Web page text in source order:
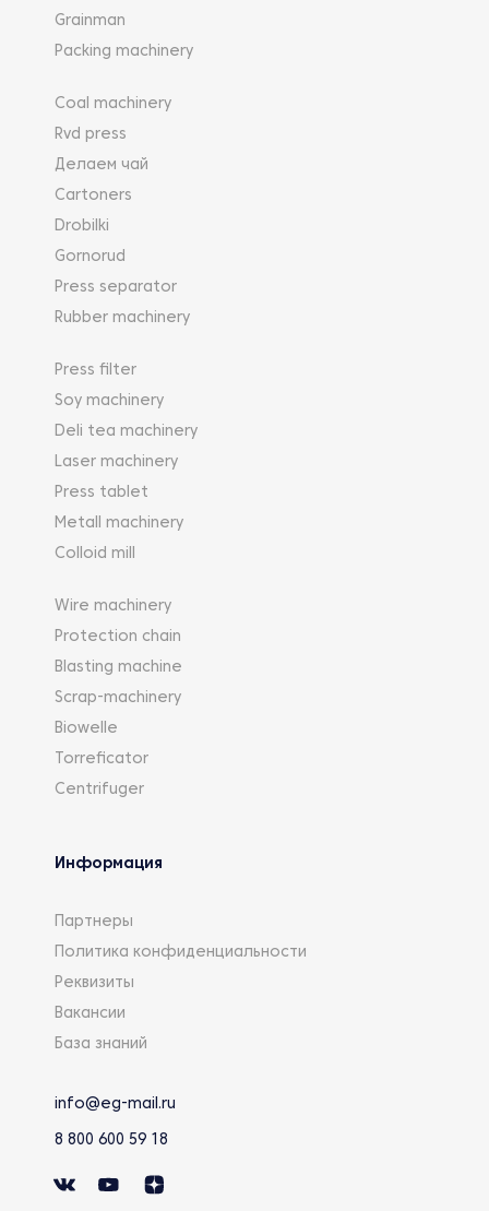
Grainman
Packing machinery
Coal machinery
Rvd press
Делаем чай
Cartoners
Drobilki
Gornorud
Press separator
Rubber machinery
Press filter
Soy machinery
Deli tea machinery
Laser machinery
Press tablet
Metall machinery
Colloid mill
Wire machinery
Protection chain
Blasting machine
Scrap-machinery
Biowelle
Torreficator
Centrifuger
Информация
Партнеры
Политика конфиденциальности
Реквизиты
Вакансии
База знаний
info@eg-mail.ru
8 800 600 59 18